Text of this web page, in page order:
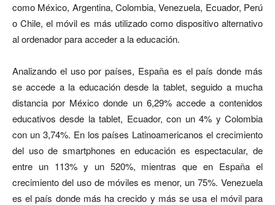
como México, Argentina, Colombia, Venezuela, Ecuador, Perú
o Chile, el móvil es más utilizado como dispositivo alternativo
al ordenador para acceder a la educación.
Analizando el uso por países, España es el país donde más
se accede a la educación desde la tablet, seguido a mucha
distancia por México donde un 6,29% accede a contenidos
educativos desde la tablet, Ecuador, con un 4% y Colombia
con un 3,74%. En los países Latinoamericanos el crecimiento
del uso de smartphones en educación es espectacular, de
entre un 113% y un 520%, mientras que en España el
crecimiento del uso de móviles es menor, un 75%. Venezuela
es el país donde más ha crecido y más se usa el móvil para